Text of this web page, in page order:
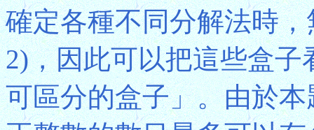
確定各種不同分解法時
2)，因此可以把這些盒
可區分的盒子」。由於